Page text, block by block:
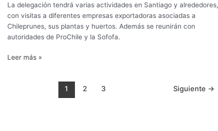
La delegación tendrá varias actividades en Santiago y alrededores,
con visitas a diferentes empresas exportadoras asociadas a
Chileprunes, sus plantas y huertos. Además se reunirán con
autoridades de ProChile y la Sofofa.
Leer más »
1 2 3 Siguiente →